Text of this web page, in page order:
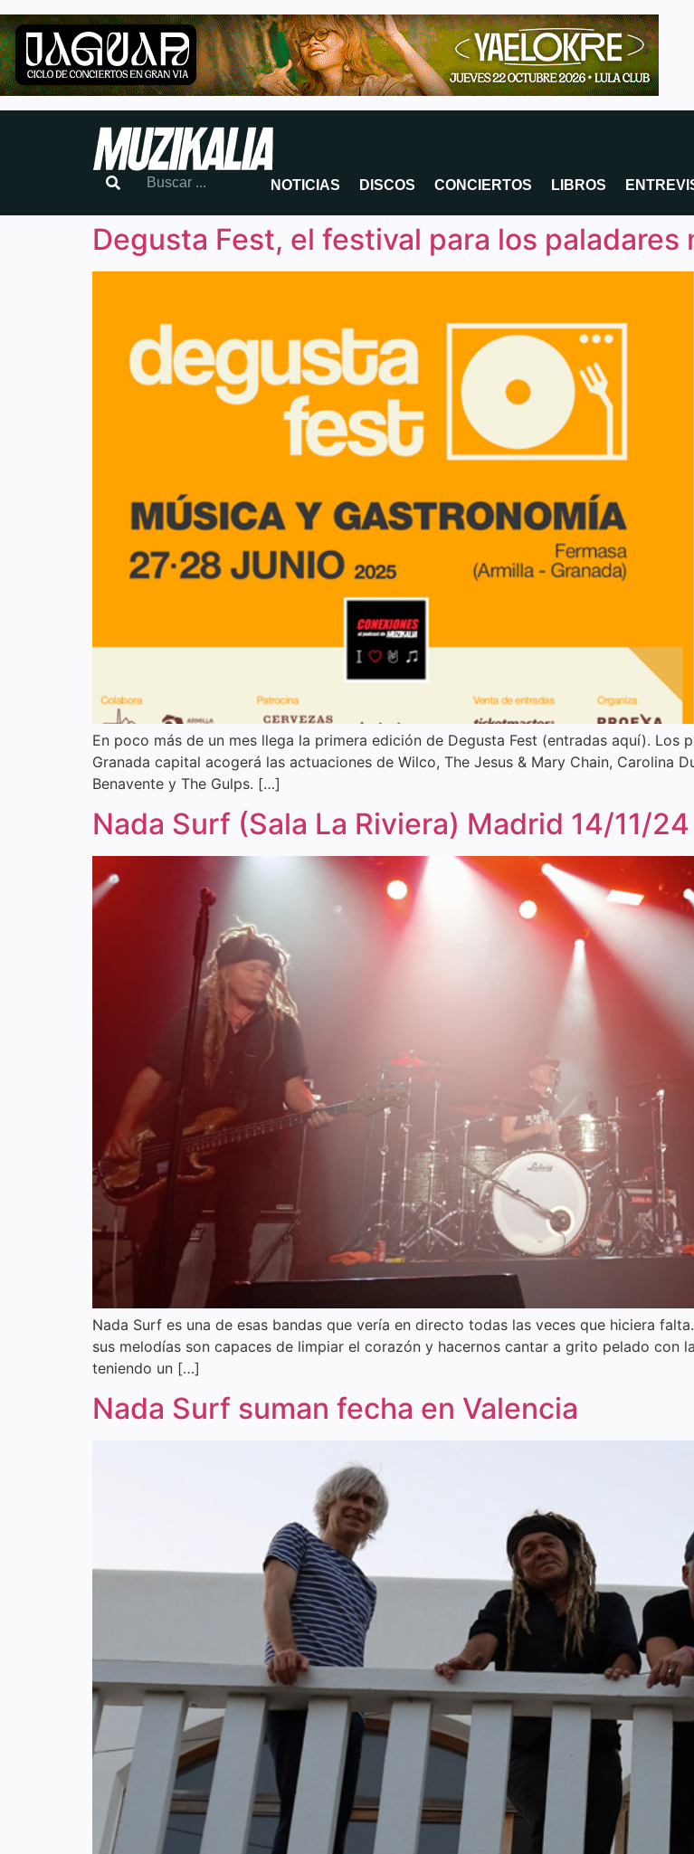
NOTICIAS DISCOS CONCIERTOS LIBROS
Degusta Fest, el festival para los paladares
En poco más de un mes llega la primera edición de Degusta Fest (entradas aquí).
Granada capital acogerá las actuaciones de Wilco, The Jesus & Mary Chain, Carolina
Benavente y The Gulps. […]
Nada Surf (Sala La Riviera) Madrid 14/11/24
Nada Surf es una de esas bandas que vería en directo todas las veces que hiciera
sus melodías son capaces de limpiar el corazón y hacernos cantar a grito pelado con
teniendo un […]
Nada Surf suman fecha en Valencia